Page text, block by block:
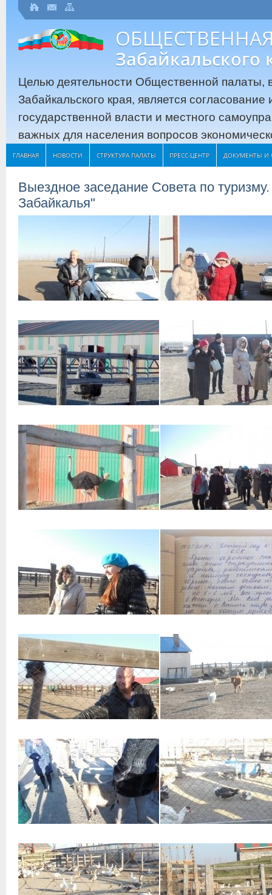
Забайкальского
Целью деятельности Общественной палаты,
Забайкальского края, является
государственной власти и местного
важных для населения вопросов
ГЛАВНАЯ НОВОСТИ СТРУКТУРА ПАЛАТЫ ПРЕСС-ЦЕНТР ДОКУМЕНТЫ И
Выездное заседание Совета по
Забайкалья"